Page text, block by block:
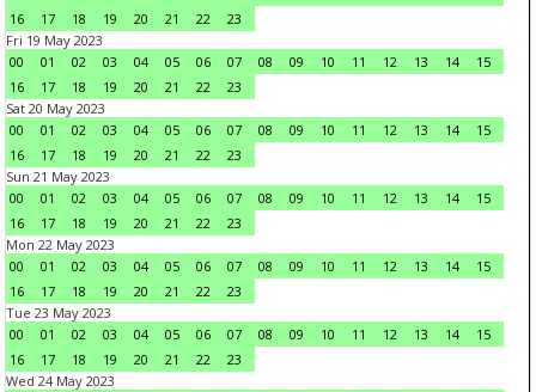
16
17 18 19 20 21 22
23
Fri 19 May 2023
00
01 02 03 04 05 06 07 08 09 10 11 12 13 14
15
16
17 18 19 20 21 22
23
Sat 20 May 2023
00
01 02 03 04 05 06 07 08 09 10 11 12 13 14
15
16
17 18 19 20 21 22
23
Sun 21 May 2023
00
01 02 03 04 05 06 07 08 09 10 11 12 13 14
15
16
17 18 19 20 21 22
23
Mon 22 May 2023
00
01 02 03 04 05 06 07 08 09 10 11 12 13 14
15
16
17 18 19 20 21 22
23
Tue 23 May 2023
00
01 02 03 04 05 06 07 08 09 10 11 12 13 14
15
16
17 18 19 20 21 22
23
Wed 24 May 2023